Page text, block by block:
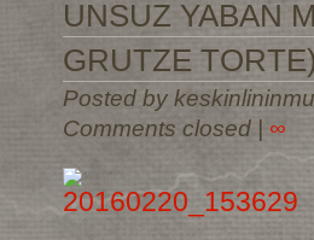
UNSUZ YABAN
GRUTZE TORTE)
Posted by
Comments closed| ∞